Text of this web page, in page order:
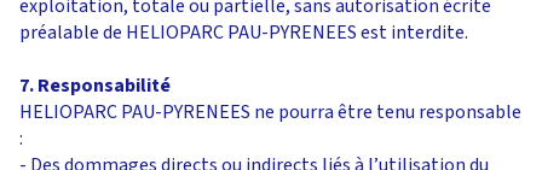
exploitation, totale ou partielle, sans autorisation écrite
préalable de HELIOPARC PAU-PYRENEES est interdite.
7. Responsabilité
HELIOPARC PAU-PYRENEES ne pourra être tenu responsable
: